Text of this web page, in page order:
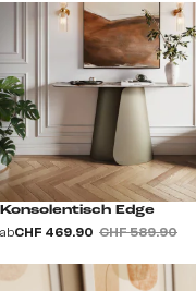
Konsolentisch Edge
abCHF 469.90 CHF 589.90